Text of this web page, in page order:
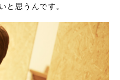
と思うんです。